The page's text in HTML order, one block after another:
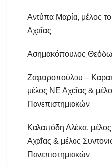
Αντύπα Μαρία, μέλος
Αχαΐας
Ασημακόπουλος
Ζαφειροπούλου –
μέλος ΝΕ Αχαΐας &
Πανεπιστημιακών
Καλαπόδη Αλέκα, μέλος
Αχαΐας & μέλος
Πανεπιστημιακών